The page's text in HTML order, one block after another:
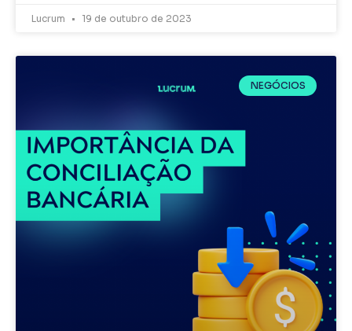
Lucrum 19 de outubro de 2023
NEGÓCIOS